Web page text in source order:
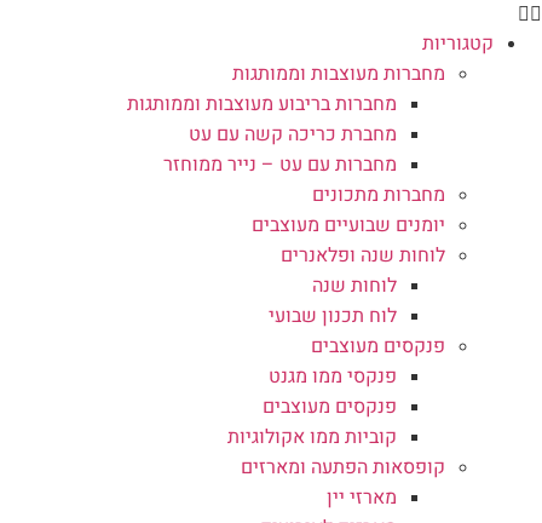
קטגוריות
מחברות מעוצבות וממותגות
מחברות בריבוע מעוצבות וממותגות
מחברת כריכה קשה עם עט
מחברות עם עט – נייר ממוחזר
מחברות מתכונים
יומנים שבועיים מעוצבים
לוחות שנה ופלאנרים
לוחות שנה
לוח תכנון שבועי
פנקסים מעוצבים
פנקסי ממו מגנט
פנקסים מעוצבים
קוביות ממו אקולוגיות
קופסאות הפתעה ומארזים
מארזי יין